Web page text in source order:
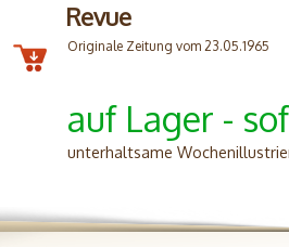
Revue
Originale Zeitung vom 23.05.1965
auf Lager -
unterhaltsame